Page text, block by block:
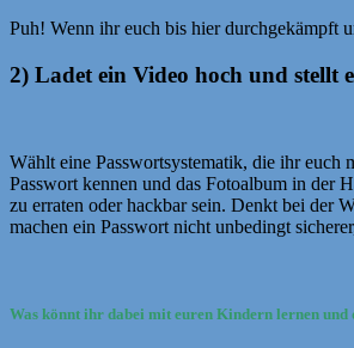
Puh! Wenn ihr euch bis hier durchgekämpft
2) Ladet ein Video hoch und stellt
Wählt eine Passwortsystematik, die ihr
Passwort kennen und das Fotoalbum in der
zu erraten oder hackbar sein. Denkt bei der
machen ein Passwort nicht unbedingt
Was könnt ihr dabei mit euren Kindern lernen und